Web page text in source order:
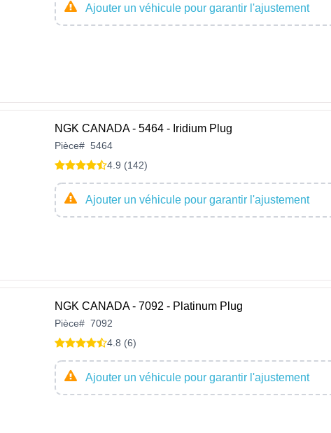
Ajouter un véhicule pour garantir l'ajustement
NGK CANADA - 5464 - Iridium Plug
Pièce# 5464
4.9 (142)
Ajouter un véhicule pour garantir l'ajustement
NGK CANADA - 7092 - Platinum Plug
Pièce# 7092
4.8 (6)
Ajouter un véhicule pour garantir l'ajustement